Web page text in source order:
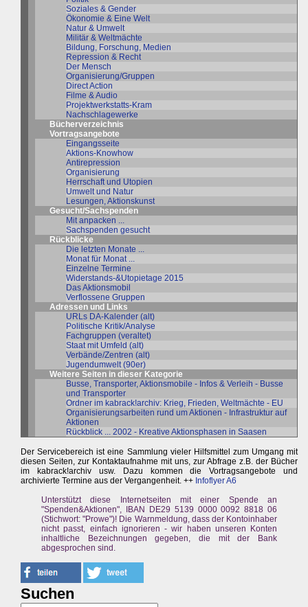
Soziales & Gender
Ökonomie & Eine Welt
Natur & Umwelt
Militär & Weltmächte
Bildung, Forschung, Medien
Repression & Recht
Der Mensch
Organisierung/Gruppen
Direct Action
Filme & Audio
Projektwerkstatts-Kram
Nachschlagewerke
Bücherverzeichnis
Vortragsangebote
Eingangsseite
Aktions-Knowhow
Antirepression
Organisierung
Herrschaft und Utopien
Umwelt und Natur
Lesungen, Aktionskunst
Gesucht/Sachspenden
Mit anpacken ...
Sachspenden gesucht
Rückblicke
Die letzten Monate ...
Monat für Monat ...
Einzelne Termine
Widerstands-&Utopietage 2015
Das Aktionsmobil
Verflossene Gruppen
Adressen und Links
URLs DA-Kalender (alt)
Politische Kritik/Analyse
Fachgruppen (veraltet)
Staat mit Umfeld (alt)
Verbände/Zentren (alt)
Jugendumwelt (90er)
Weitere Seiten in dieser Kategorie
Busse, Transporter, Aktionsmobile - Infos & Verleih - Busse
und Transporter
Ordner im kabrack!archiv: Krieg, Frieden, Weltmächte - EU
Organisierungsarbeiten rund um Aktionen - Infrastruktur auf
Aktionen
Rückblick ... 2002 - Kreative Aktionsphasen in Saasen
Der Servicebereich ist eine Sammlung vieler Hilfsmittel zum Umgang mit
diesen Seiten, zur Kontaktaufnahme mit uns, zur Abfrage z.B. der Bücher
im kabrack!archiv usw. Dazu kommen die Vortragsangebote und
archivierte Termine aus der Vergangenheit. ++ Infoflyer A6
Unterstützt diese Internetseiten mit einer Spende an
"Spenden&Aktionen", IBAN DE29 5139 0000 0092 8818 06
(Stichwort: "Prowe")! Die Warnmeldung, dass der Kontoinhaber
nicht passt, einfach ignorieren - wir haben unseren Konten
inhaltliche Bezeichnungen gegeben, die mit der Bank
abgesprochen sind.
Suchen